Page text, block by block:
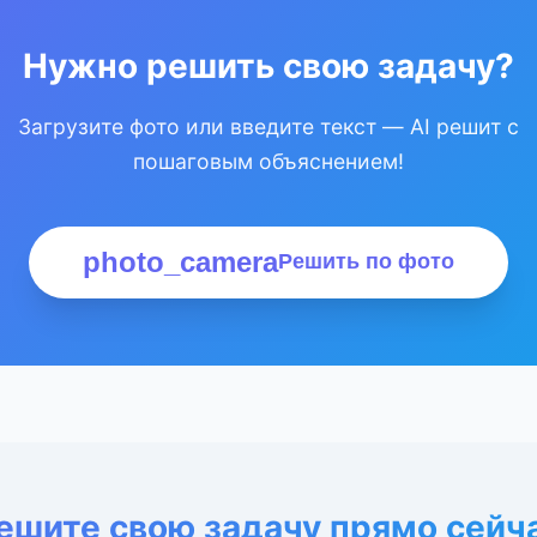
Нужно решить свою задачу?
Загрузите фото или введите текст — AI решит с
пошаговым объяснением!
photo_cameraРешить по фото
свою задачу прямо